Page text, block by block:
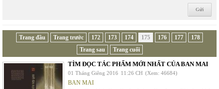
Trang đầu Trang trước 172 173 174 175 176 177
178
Trang sau
Trang cuối
TÌM ĐỌC TÁC PHẨM MỚI NHẤT CỦA BAN MAI
01 Tháng Giêng 2016 11:26 CH (Xem: 46684)
BAN MAI